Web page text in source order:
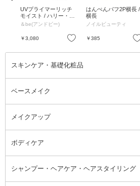
お気に入り
UVプライマーリッチ
モイスト / ハリー・ポ
ッターコラボ 本体 /
スタンダード / 36g
＆be(アンドビー)
￥3,080 お気に入り
はんぺんパフ2P横長 /
横長
ノイルビューティ
￥385
スキンケア・基礎化粧品
スキンケア・基礎化粧品全て
洗顔料
美容液
オールインワン化粧品 フェイ
ベースメイク
ベースメイク全て
BBクリーム
コンシーラー ファン
メイクアップ
メイクアップ全て
まつげ美容液 つけま
ボディケア
ボディケア全て
ボディ
けん
シャンプー・ヘアケア・ヘアスタイリング